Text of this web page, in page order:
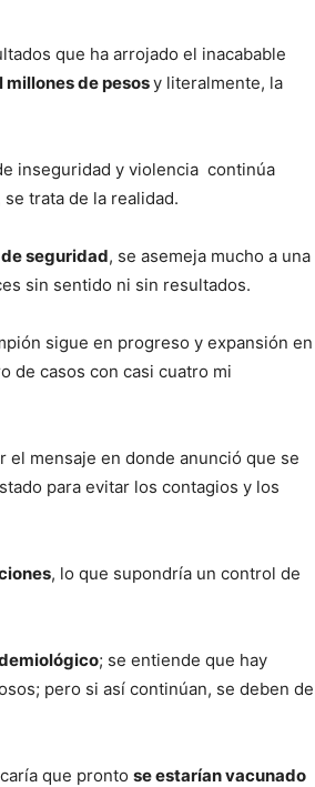
que ha arrojado el inacabable
millones de pesosy literalmente, la
inseguridad y violencia continúa
se trata de la realidad.
seguridad, se asemeja mucho a una
sin sentido ni sin resultados.
sigue en progreso y expansión en
de casos con casi cuatro mi
el mensaje en donde anunció que se
para evitar los contagios y los
, lo que supondría un control de
; se entiende que hay
pero si así continúan, se deben de
que pronto se estarían vacunado